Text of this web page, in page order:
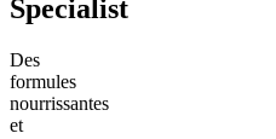
Specialist
Des
formules
nourrissantes
et